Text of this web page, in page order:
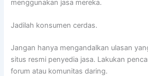
menggunakan jasa mereka.
Jadilah konsumen cerdas.
Jangan hanya mengandalkan ulasan
situs resmi penyedia jasa. Lakukan
forum atau komunitas daring.